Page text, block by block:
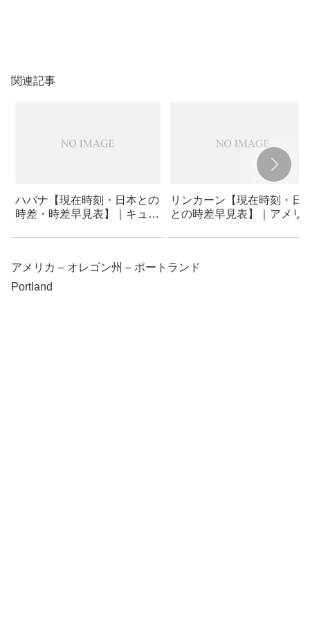
関連記事
ハバナ【現在時刻・日本との
時差・時差早見表】｜キュー
リンカーン【現在時刻・日
との時差早見表】｜アメリ
アメリカ – オレゴン州 – ポートランド
Portland